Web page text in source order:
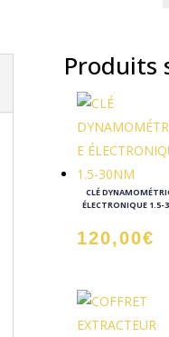
Produits
CLÉ
ÉLECTRONIQUE 1.5-
120,00€